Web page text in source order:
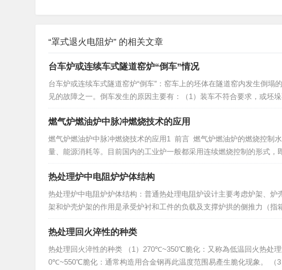
“罩式退火电阻炉” 的相关文章
台车炉或连续车式隧道窑炉“倒车”情况
台车炉或连续车式隧道窑炉“倒车”：窑车上的坯体在隧道窑内发生倒塌
见的故障之一。倒车发生的原因主要有：（1）装车不符合要求，或坯
高，预热带窑头温度过高，或者预热带上下温差过大，造成炸坯，坯体
燃气炉燃油炉中脉冲燃烧技术的应用
燃气炉燃油炉中脉冲燃烧技术的应用1 前言 燃气炉燃油炉的燃烧控制
量、能源消耗等。目前国内的工业炉一般都采用连续燃烧控制的形式
的温度、燃烧气氛达到工艺要求。由于这种连续燃烧控制的方式...
热处理炉中电阻炉炉体结构
热处理炉中电阻炉炉体结构：普通热处理电阻炉设计主要考虑炉架、
架和炉壳炉架的作用是承受炉衬和工件的负载及支撑炉拱的侧推力（
外包钢板，设计合理的炉架和炉壳应具有足够强度，有些不良厂商往往
热处理回火淬性的种类
热处理回火淬性的种类 （1）270℃~350℃脆化：又称為低温回火热处
0℃~550℃脆化：通常构造用合金钢再此温度范围易產生脆化现象。 （